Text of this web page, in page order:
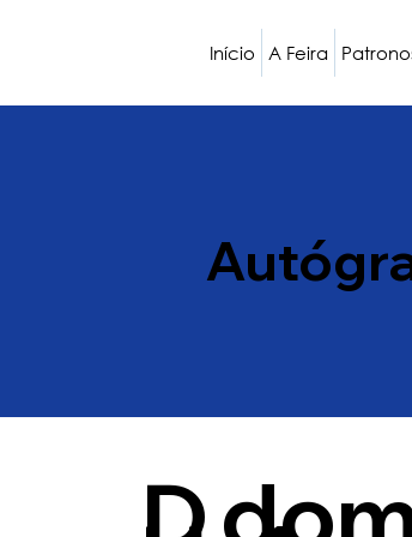
Início A Feira